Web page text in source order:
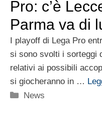
Pro: c’è
Parma va di
I playoff di Lega Pro
si sono svolti i sorteggi
relativi ai possibili
si giocheranno in …
Categorie
News